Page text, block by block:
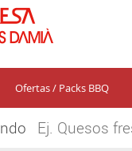
Ofertas / Packs BBQ